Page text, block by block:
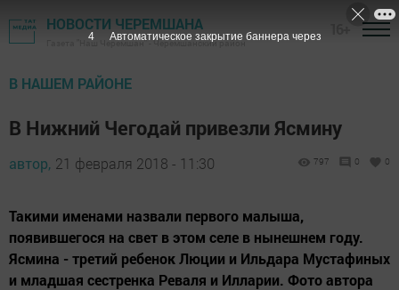
НОВОСТИ ЧЕРЕМШАНА
Газета "Наш Черемшан" - Черемшанский район
В НАШЕМ РАЙОНЕ
В Нижний Чегодай привезли Ясмину
автор, 21 февраля 2018 - 11:30 797 0 0
Такими именами назвали первого малыша,
появившегося на свет в этом селе в нынешнем году.
Ясмина - третий ребенок Люции и Ильдара Мустафиных
и младшая сестренка Реваля и Илларии. Фото автора
3 Автоматическое закрытие баннера через